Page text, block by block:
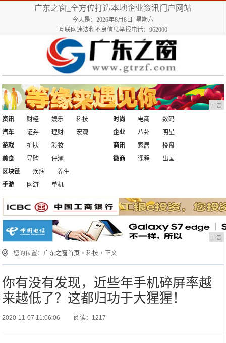
广东之窗_全方位打造本地企业资讯门户网站
今天是：2026年8月8日 星期六
互联网违法和不良信息举报电话：962000
广告
资讯 财经 娱乐
科技
汽车
证券 理财 宏观
时尚 电商
数码
企业
八卦
明星
游戏
护肤
彩妆
美食
导购 评测
商讯 家居
楼盘
微商
课程
出国
区块链
疾病
养生
手游
网游 单机
广告
您的位置： 广东之窗首页 >科技 > 正文
你有没有发现，近些年手机碎屏率越
来越低了？这都归功于大猩猩！
2020-11-07 11:06:06 阅读：1217